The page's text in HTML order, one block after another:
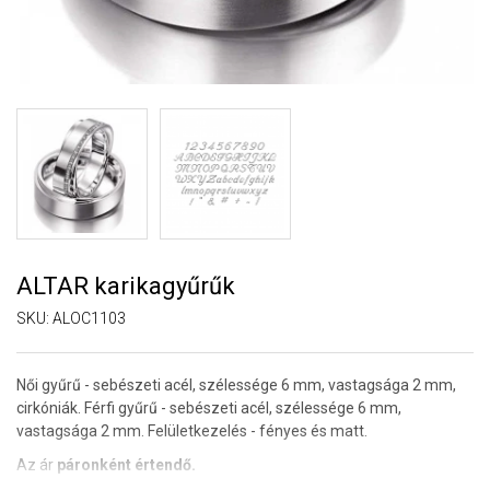
ALTAR karikagyűrűk
SKU: ALOC1103
Női gyűrű - sebészeti acél, szélessége 6 mm, vastagsága 2 mm,
cirkóniák. Férfi gyűrű - sebészeti acél, szélessége 6 mm,
vastagsága 2 mm. Felületkezelés - fényes és matt.
Az ár páronként értendő.